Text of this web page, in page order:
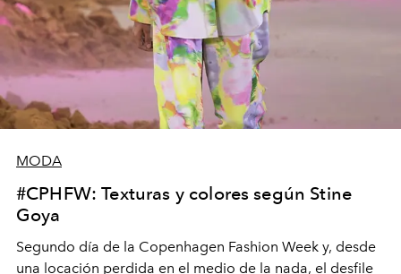
MODA
#CPHFW: Texturas y colores según Stine
Goya
Segundo día de la Copenhagen Fashion Week y, desde
una locación perdida en el medio de la nada, el desfile